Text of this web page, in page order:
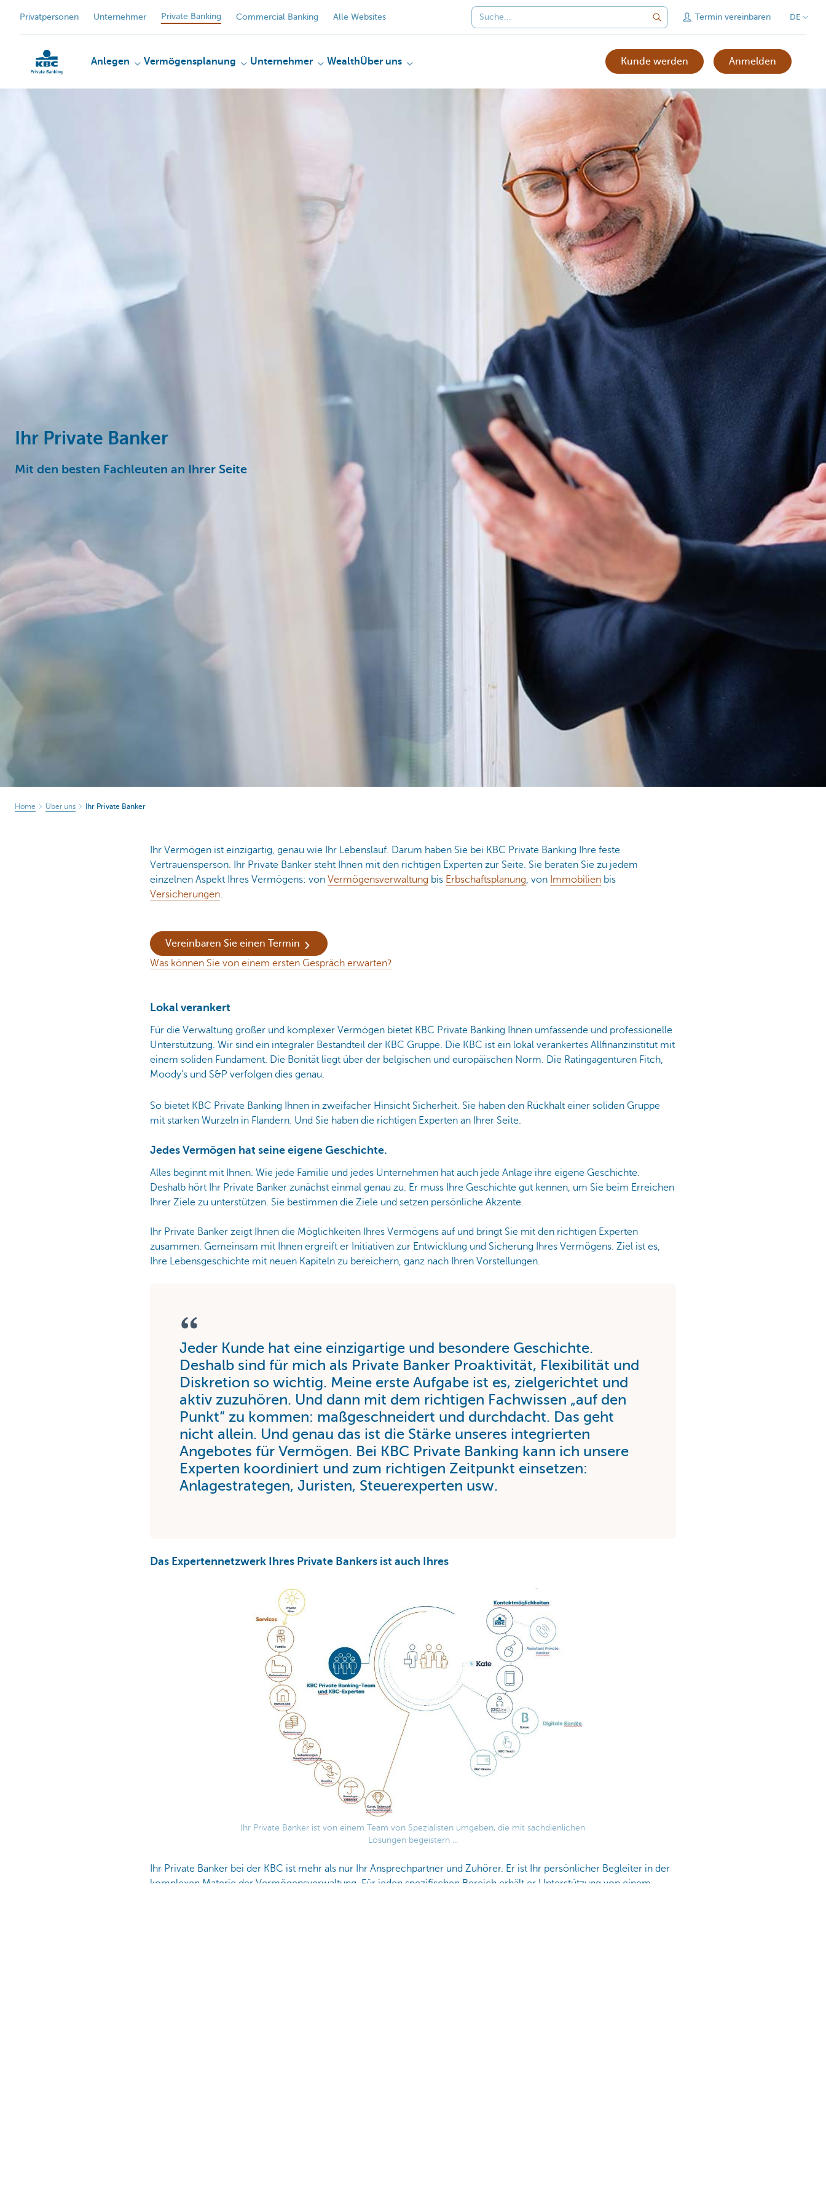
Privatpersonen Unternehmer Private Banking Commercial Banking Alle Websites Termin vereinbaren DE
Anlegen​ Vermögensplanung Unternehmer WealthÜber uns Kunde werden Anmelden
Ihr Private Banker
Mit den besten Fachleuten an Ihrer Seite
Home Über uns Ihr Private Banker
Ihr Vermögen ist einzigartig, genau wie Ihr Lebenslauf. Darum haben Sie bei KBC Private Banking Ihre feste
Vertrauensperson. Ihr Private Banker steht Ihnen mit den richtigen Experten zur Seite. Sie beraten Sie zu jedem
einzelnen Aspekt Ihres Vermögens: von Vermögensverwaltung bis Erbschaftsplanung, von Immobilien bis
Versicherungen.
Vereinbaren Sie einen Termin
Was können Sie von einem ersten Gespräch erwarten?
Lokal verankert
Für die Verwaltung großer und komplexer Vermögen bietet KBC Private Banking Ihnen umfassende und professionelle
Unterstützung. Wir sind ein integraler Bestandteil der KBC Gruppe. Die KBC ist ein lokal verankertes Allfinanzinstitut mit
einem soliden Fundament. Die Bonität liegt über der belgischen und europäischen Norm. Die Ratingagenturen Fitch,
Moody’s und S&P verfolgen dies genau.
So bietet KBC Private Banking Ihnen in zweifacher Hinsicht Sicherheit. Sie haben den Rückhalt einer soliden Gruppe
mit starken Wurzeln in Flandern. Und Sie haben die richtigen Experten an Ihrer Seite.
Jedes Vermögen hat seine eigene Geschichte.
Alles beginnt mit Ihnen. Wie jede Familie und jedes Unternehmen hat auch jede Anlage ihre eigene Geschichte.
Deshalb hört Ihr Private Banker zunächst einmal genau zu. Er muss Ihre Geschichte gut kennen, um Sie beim Erreichen
Ihrer Ziele zu unterstützen. Sie bestimmen die Ziele und setzen persönliche Akzente.
Ihr Private Banker zeigt Ihnen die Möglichkeiten Ihres Vermögens auf und bringt Sie mit den richtigen Experten
zusammen. Gemeinsam mit Ihnen ergreift er Initiativen zur Entwicklung und Sicherung Ihres Vermögens. Ziel ist es,
Ihre Lebensgeschichte mit neuen Kapiteln zu bereichern, ganz nach Ihren Vorstellungen.
Jeder Kunde hat eine einzigartige und besondere Geschichte.
Deshalb sind für mich als Private Banker Proaktivität, Flexibilität und
Diskretion so wichtig. Meine erste Aufgabe ist es, zielgerichtet und
aktiv zuzuhören. Und dann mit dem richtigen Fachwissen „auf den
Punkt“ zu kommen: maßgeschneidert und durchdacht. Das geht
nicht allein. Und genau das ist die Stärke unseres integrierten
Angebotes für Vermögen. Bei KBC Private Banking kann ich unsere
Experten koordiniert und zum richtigen Zeitpunkt einsetzen:
Anlagestrategen, Juristen, Steuerexperten usw.
Das Expertennetzwerk Ihres Private Bankers ist auch Ihres
Ihr Private Banker ist von einem Team von Spezialisten umgeben, die mit sachdienlichen
Lösungen begeistern ...
Ihr Private Banker bei der KBC ist mehr als nur Ihr Ansprechpartner und Zuhörer. Er ist Ihr persönlicher Begleiter in der
komplexen Materie der Vermögensverwaltung. Für jeden spezifischen Bereich erhält er Unterstützung von einem